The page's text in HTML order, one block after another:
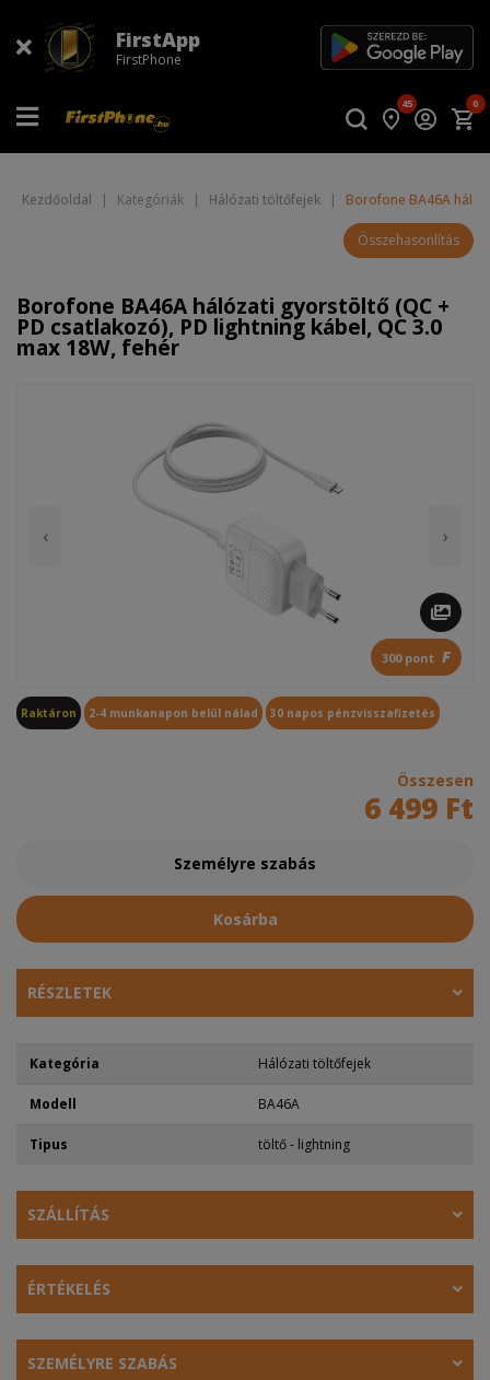
FirstApp
FirstPhone
45 0
Kezdőoldal | Kategóriák | Hálózati töltőfejek | Borofone BA46A
Összehasonlítás
Borofone BA46A hálózati gyorstöltő (QC +
PD csatlakozó), PD lightning kábel, QC 3.0
max 18W, fehér
‹ ›
300 pont F
Raktáron 2-4 munkanapon belül nálad 30 napos pénzvisszafizetés
Összesen
6 499 Ft
Személyre szabás
Kosárba
RÉSZLETEK
Kategória Hálózati töltőfejek
Modell BA46A
Tipus töltő - lightning
SZÁLLÍTÁS
ÉRTÉKELÉS
SZEMÉLYRE SZABÁS